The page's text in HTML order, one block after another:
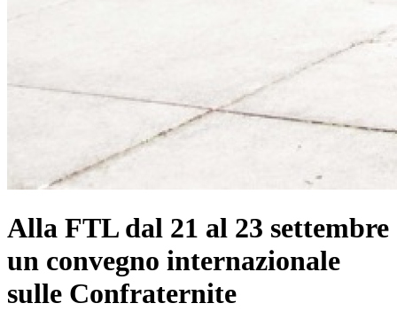
Alla FTL dal 21 al 23 settembre
un convegno internazionale
sulle Confraternite